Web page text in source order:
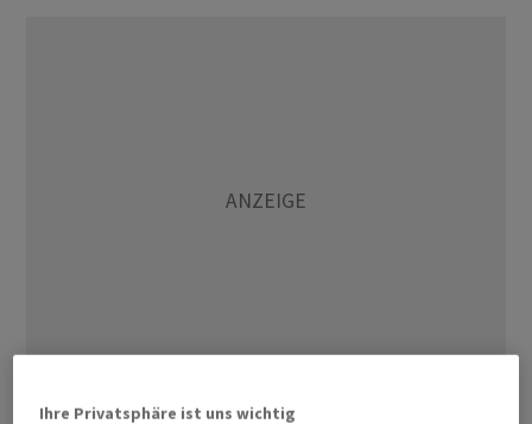
Der Rückgang dürfte die Befürchtungen verstärken,
Ihre Privatsphäre ist uns wichtig